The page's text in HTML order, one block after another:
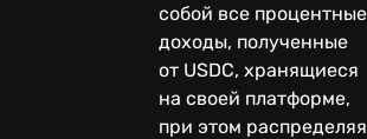
собой все процентные
доходы, полученные
от USDC, хранящиеся
на своей платформе,
при этом распределяя